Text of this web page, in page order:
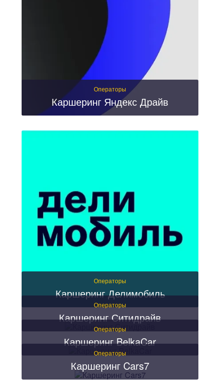
Операторы
Каршеринг Яндекс Драйв
Операторы
Каршеринг Делимобиль
Операторы
Каршеринг Ситидрайв
Операторы
Каршеринг BelkaCar
Операторы
Каршеринг Cars7